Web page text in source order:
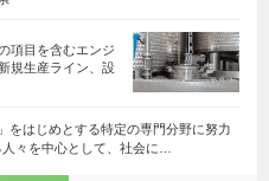
項目を含むエンジ
規生産ライン、設
をはじめとする特定の専門分野に努力
々を中心として、社会に…